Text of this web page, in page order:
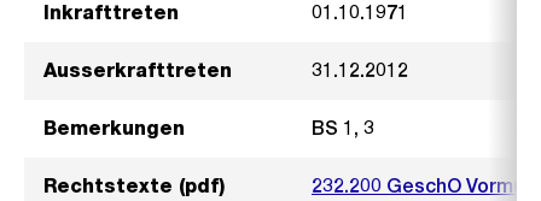
Inkrafttreten 01.10.1971
Ausserkrafttreten 31.12.2012
Bemerkungen BS 1, 3
Rechtstexte (pdf) 232.200 GeschO